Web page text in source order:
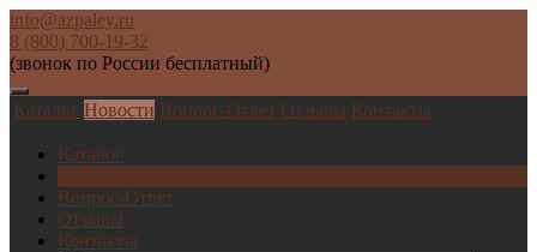
info@azpaley.ru
8 (800) 700-19-32
(звонок по России бесплатный)
Каталог Новости Вопрос-Ответ Отзывы Контакты
Каталог
Вопрос-Ответ
Отзывы
Контакты